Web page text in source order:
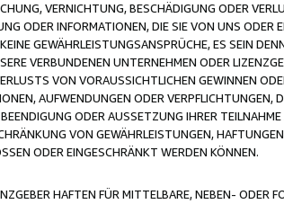
VERNICHTUNG, BESCHÄDIGUNG ODER
ODER INFORMATIONEN, DIE SIE VON UNS ODER
GEWÄHRLEISTUNGSANSPRÜCHE, ES SEIN
VERBUNDENEN UNTERNEHMEN ODER
VON VORAUSSICHTLICHEN GEWINNEN
AUFWENDUNGEN ODER VERPFLICHTUNGEN,
ODER AUSSETZUNG IHRER
VON GEWÄHRLEISTUNGEN,
ODER EINGESCHRÄNKT WERDEN KÖNNEN.
HAFTEN FÜR MITTELBARE, NEBEN- ODER